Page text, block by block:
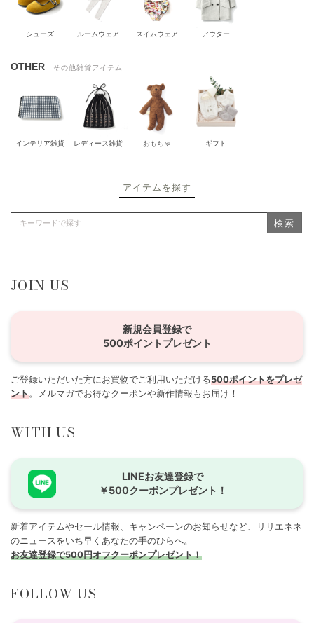
シューズ ルームウェア スイムウェア アウター
OTHER その他雑貨アイテム
インテリア雑貨 レディース雑貨 おもちゃ ギフト
アイテムを探す
検索
JOIN US
新規会員登録で
500ポイントプレゼント
ご登録いただいた方にお買物でご利用いただける500ポイントをプレゼ
ント。メルマガでお得なクーポンや新作情報もお届け！
WITH US
LINEお友達登録で
￥500クーポンプレゼント！
新着アイテムやセール情報、キャンペーンのお知らせなど、リリエネネ
のニュースをいち早くあなたの手のひらへ。
お友達登録で500円オフクーポンプレゼント！
FOLLOW US